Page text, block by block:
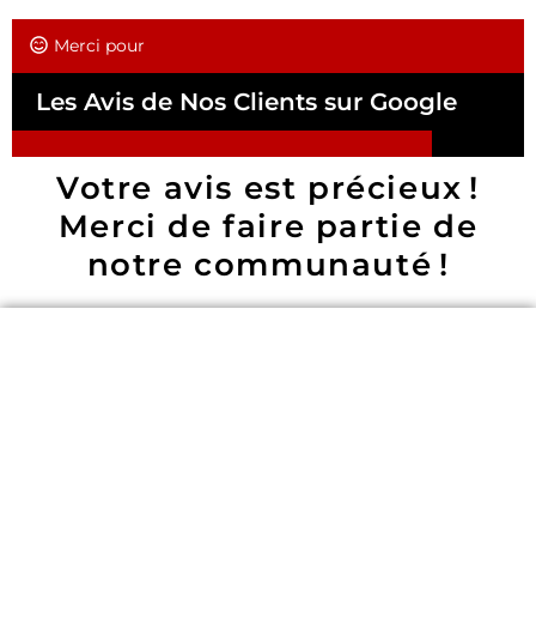
Merci pour
Les Avis de Nos Clients sur Google
Votre avis est précieux !
Merci de faire partie de
notre communauté !